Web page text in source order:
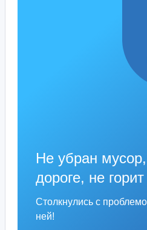
Не убран
дороге, не
Столкнулись с
ней!